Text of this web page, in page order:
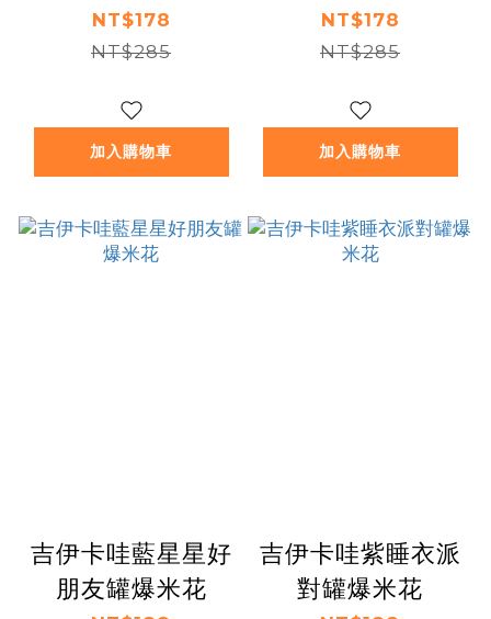
NT$178
NT$285
加入購物車
NT$178
NT$285
加入購物車
吉伊卡哇藍星星好
朋友罐爆米花
吉伊卡哇紫睡衣派
對罐爆米花